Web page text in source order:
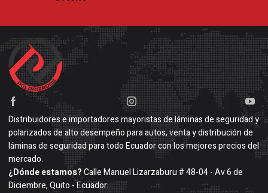
Distribuidores e importadores mayoristas de láminas de seguridad y
polarizados de alto desempeño para autos, venta y distribución de
láminas de seguridad para todo Ecuador con los mejores precios del
mercado.
¿Dónde estamos?Calle Manuel Lizarzaburu # 48-04 - Av 6 de
Diciembre, Quito - Ecuador.